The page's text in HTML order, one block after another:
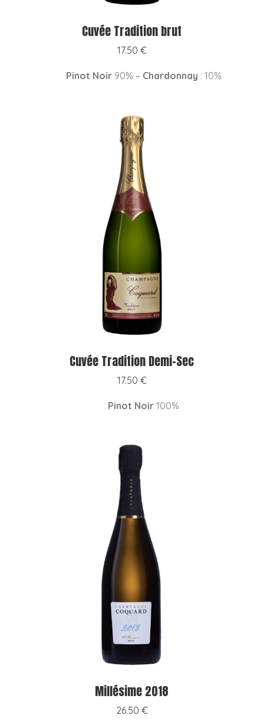
Cuvée Tradition brut
17.50 €
Pinot Noir90% – Chardonnay : 10%
Cuvée Tradition Demi-Sec
17.50 €
Pinot Noir 100%
Millésime 2018
26.50 €